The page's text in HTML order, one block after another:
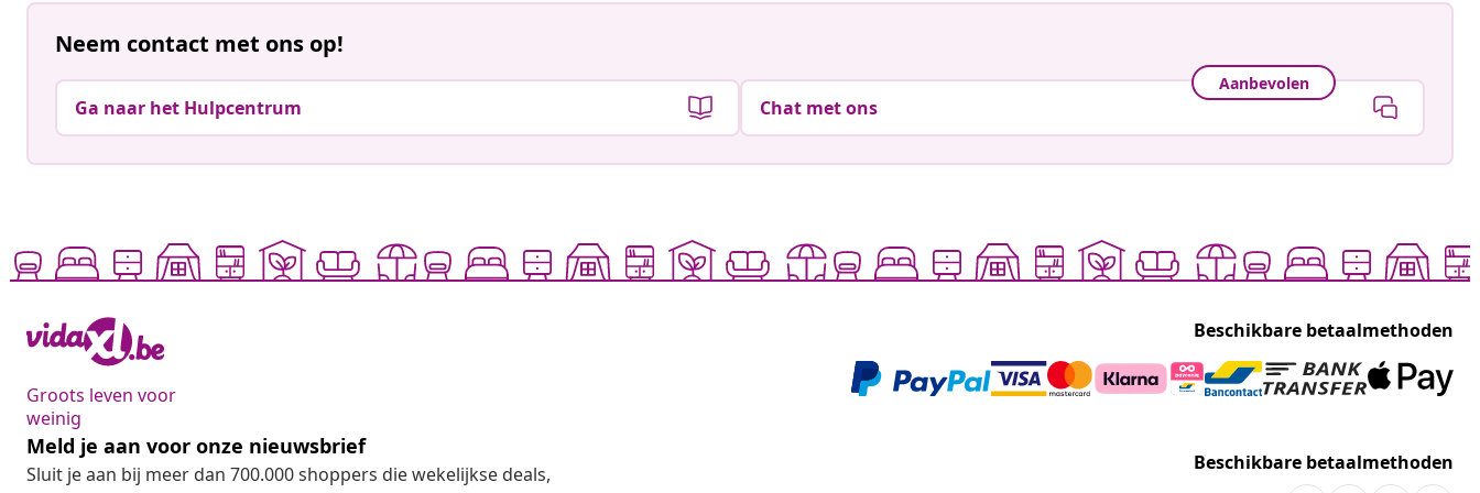
Neem contact met ons op!
Ga naar het Hulpcentrum
Aanbevolen
Chat met ons
Groots leven voor
weinig
Beschikbare betaalmethoden
Meld je aan voor onze nieuwsbrief
Sluit je aan bij meer dan 700.000 shoppers die wekelijkse deals,
Beschikbare betaalmethoden